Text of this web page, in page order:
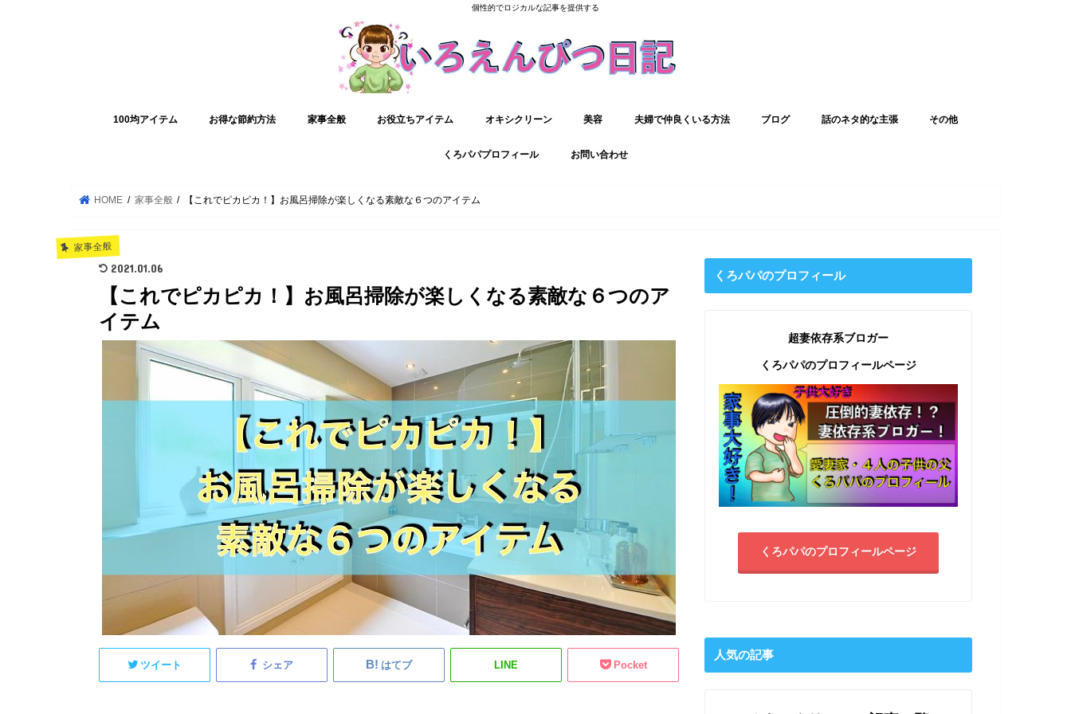
個性的でロジカルな記事を提供する
100均アイテム お得な節約方法 家事全般 お役立ちアイテム オキシクリーン 美容 夫婦で仲良くいる方法 ブログ 話のネタ的な主張 その他
くろパパプロフィール お問い合わせ
HOME 家事全般 【これでピカピカ！】お風呂掃除が楽しくなる素敵な６つのアイテム
家事全般
2021.01.06
【これでピカピカ！】お風呂掃除が楽しくなる素敵な６つのア
イテム
ツイート シェア はてブ LINE Pocket
くろパパのプロフィール
超妻依存系ブロガー
くろパパのプロフィールページ
くろパパのプロフィールページ
人気の記事